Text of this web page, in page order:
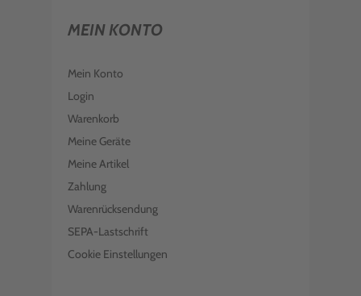
MEIN KONTO
Mein Konto
Login
Warenkorb
Meine Geräte
Meine Artikel
Zahlung
Warenrücksendung
SEPA-Lastschrift
Cookie Einstellungen